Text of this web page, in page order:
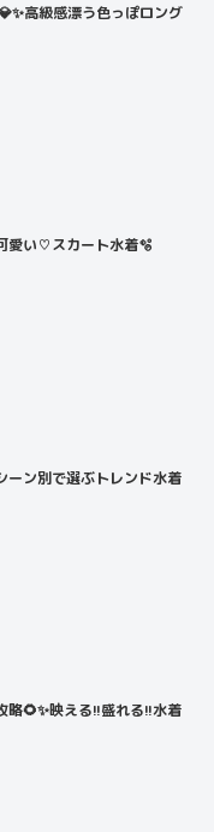
高級感漂う色っぽロング
愛い♡スカート水着🫧
ン別で選ぶトレンド水着
略🌻✨映える!!盛れる!!水着